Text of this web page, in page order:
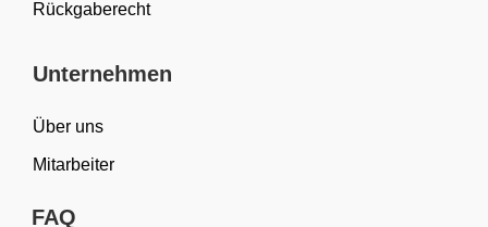
Rückgaberecht
Unternehmen
Über uns
Mitarbeiter
FAQ